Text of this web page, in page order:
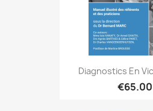
Diagnostics En
€65.00